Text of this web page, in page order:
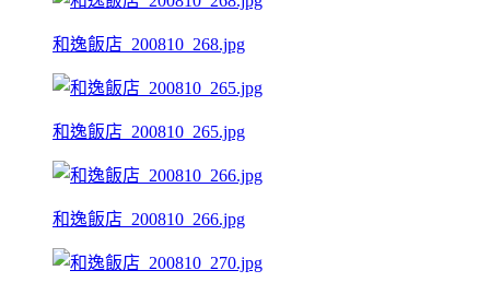
和逸飯店_200810_268.jpg
和逸飯店_200810_265.jpg
和逸飯店_200810_266.jpg